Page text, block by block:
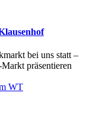
bei uns statt –
präsentieren